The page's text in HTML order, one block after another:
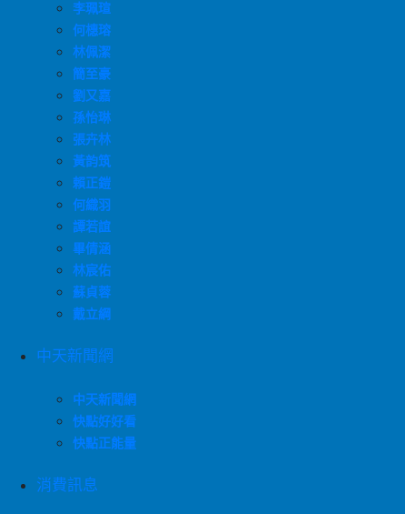
李珮瑄
何橞瑢
林佩潔
簡至豪
劉又嘉
孫怡琳
張卉林
黃韵筑
賴正鎧
何織羽
譚若誼
畢倩涵
林宸佑
蘇貞蓉
戴立綱
中天新聞網
中天新聞網
快點好好看
快點正能量
消費訊息